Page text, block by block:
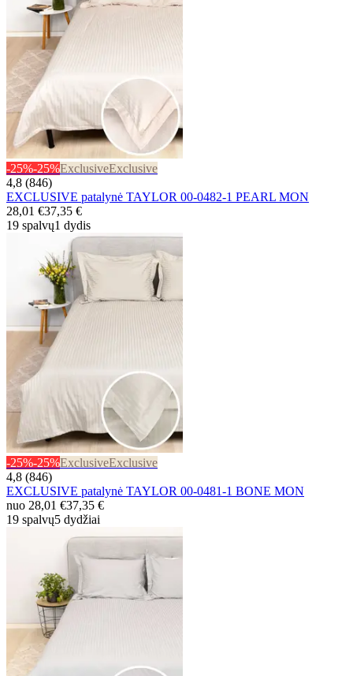
-25%-25%ExclusiveExclusive
4,8 (846)
EXCLUSIVE patalynė TAYLOR 00-0482-1 PEARL MON
28,01 €37,35 €
19 spalvų1 dydis
-25%-25%ExclusiveExclusive
4,8 (846)
EXCLUSIVE patalynė TAYLOR 00-0481-1 BONE MON
nuo 28,01 €37,35 €
19 spalvų5 dydžiai